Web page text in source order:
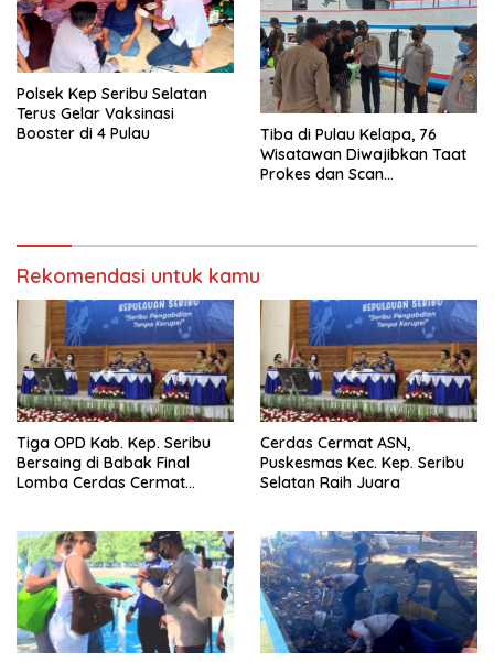
Polsek Kep Seribu Selatan
Terus Gelar Vaksinasi
Booster di 4 Pulau
Tiba di Pulau Kelapa, 76
Wisatawan Diwajibkan Taat
Prokes dan Scan
Rekomendasi untuk kamu
Tiga OPD Kab. Kep. Seribu
Bersaing di Babak Final
Lomba Cerdas Cermat
Cerdas Cermat ASN,
Puskesmas Kec. Kep. Seribu
Selatan Raih Juara